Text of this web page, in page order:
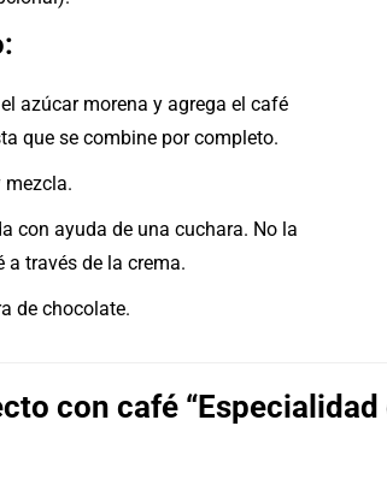
azúcar morena y agrega el café
que se combine por completo.
mezcla.
con ayuda de una cuchara. No la
a través de la crema.
de chocolate.
con café “Especialidad